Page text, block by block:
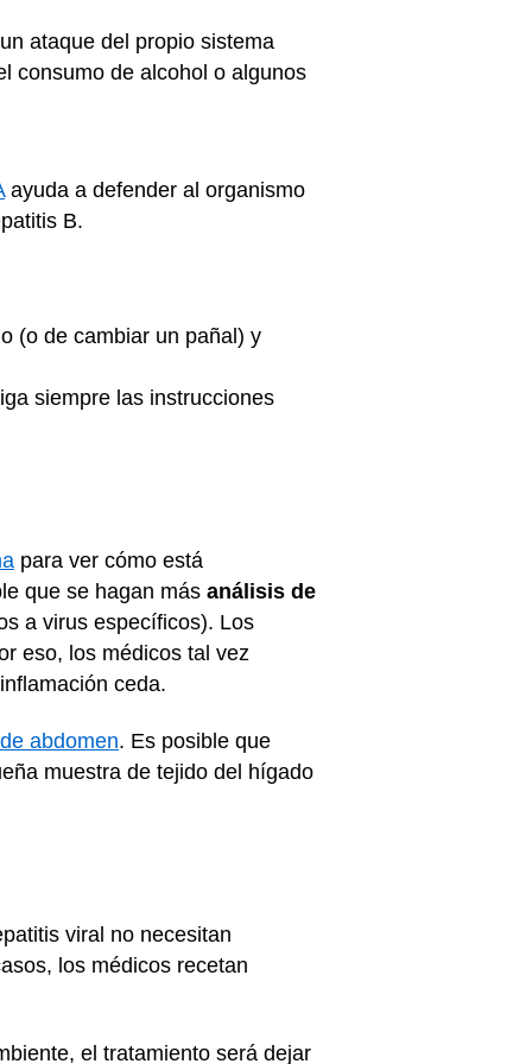
ataque del propio sistema
consumo de alcohol o algunos
ayuda a defender al organismo
B.
(o de cambiar un pañal) y
siempre las instrucciones
para ver cómo está
que se hagan más análisis de
a virus específicos). Los
eso, los médicos tal vez
ceda.
abdomen. Es posible que
muestra de tejido del hígado
viral no necesitan
los médicos recetan
el tratamiento será dejar